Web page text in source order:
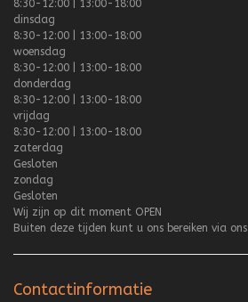
8:30-12:00 | 13:00-18:00
dinsdag
8:30-12:00 | 13:00-18:00
woensdag
8:30-12:00 | 13:00-18:00
donderdag
8:30-12:00 | 13:00-18:00
vrijdag
8:30-12:00 | 13:00-18:00
zaterdag
Gesloten
zondag
Gesloten
Wij zijn op dit moment OPEN
Buiten deze tijden kunt u ons bereiken via ons
Contactinformatie